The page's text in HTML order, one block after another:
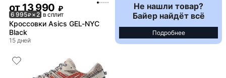
от13 990 ₽
6 995₽× 2 в сплит
Кроссовки Asics GEL-NYC
Black
15 дней
Не нашли товар?
Байер найдёт всё
Подробнее